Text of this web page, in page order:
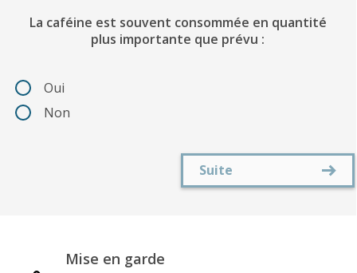
La caféine est souvent consommée en quantité
plus importante que prévu :
Oui
Non
Suite
Mise en garde